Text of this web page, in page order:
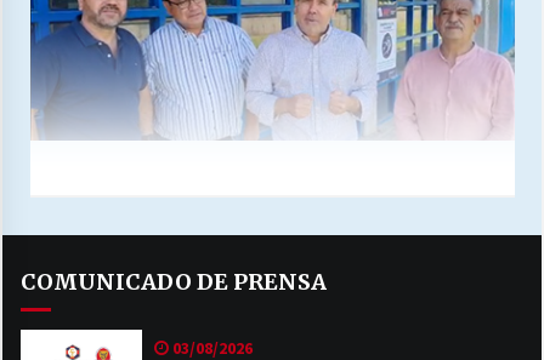
COMUNICADO DE PRENSA
03/08/2026